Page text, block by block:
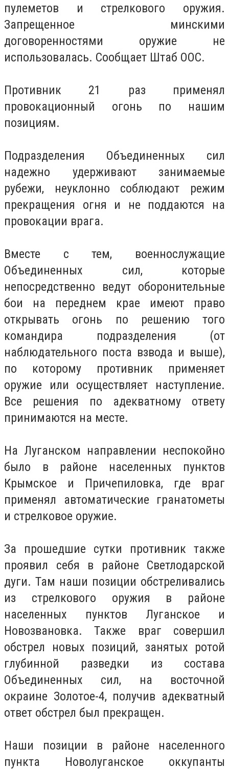
пулеметов и стрелкового оружия.
Запрещенное минскими
договоренностями оружие не
использовалась. Сообщает Штаб ООС.
Противник 21 раз применял
провокационный огонь по нашим
позициям.
Подразделения Объединенных сил
надежно удерживают занимаемые
рубежи, неуклонно соблюдают режим
прекращения огня и не поддаются на
провокации врага.
Вместе с тем, военнослужащие
Объединенных сил, которые
непосредственно ведут оборонительные
бои на переднем крае имеют право
открывать огонь по решению того
командира подразделения (от
наблюдательного поста взвода и выше),
по которому противник применяет
оружие или осуществляет наступление.
Все решения по адекватному ответу
принимаются на месте.
На Луганском направлении неспокойно
было в районе населенных пунктов
Крымское и Причепиловка, где враг
применял автоматические гранатометы
и стрелковое оружие.
За прошедшие сутки противник также
проявил себя в районе Светлодарской
дуги. Там наши позиции обстреливались
из стрелкового оружия в районе
населенных пунктов Луганское и
Новозвановка.Также враг совершил
обстрел новых позиций, занятых ротой
глубинной разведки из состава
Объединенных сил, на восточной
окраине Золотое-4, получив адекватный
ответ обстрел был прекращен.
Наши позиции в районе населенного
пункта Новолуганское оккупанты